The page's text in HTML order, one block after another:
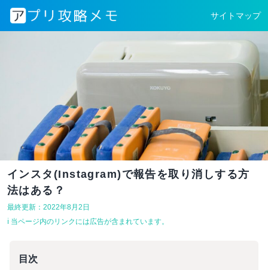
サイトマップ
インスタ(Instagram)で報告を取り消しする方
法はある？
最終更新：2022年8月2日
ℹ︎ 当ページ内のリンクには広告が含まれています。
目次